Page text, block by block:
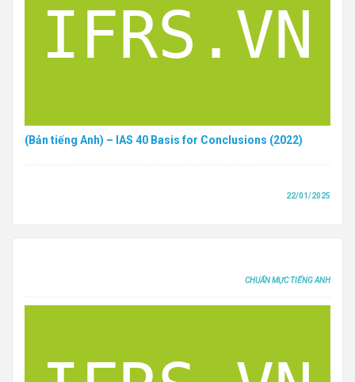
(Bản tiếng Anh) – IAS 40 Basis for Conclusions (2022)
22/01/2025
CHUẨN MỰC TIẾNG ANH